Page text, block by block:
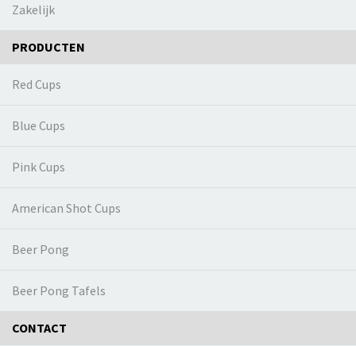
Zakelijk
PRODUCTEN
Red Cups
Blue Cups
Pink Cups
American Shot Cups
Beer Pong
Beer Pong Tafels
CONTACT